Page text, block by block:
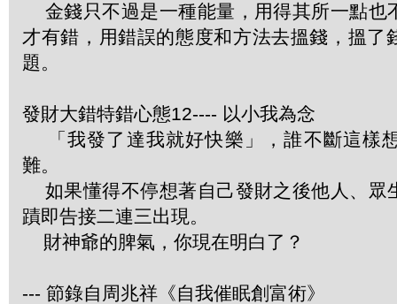
金錢只不過是一種能量，用得其所一點也
才有錯，用錯誤的態度和方法去搵錢，搵了
題。
發財大錯特錯心態12---- 以小我為念
「我發了達我就好快樂」，誰不斷這樣
難。
如果懂得不停想著自己發財之後他人、眾
蹟即告接二連三出現。
財神爺的脾氣，你現在明白了？
--- 節錄自周兆祥《自我催眠創富術》